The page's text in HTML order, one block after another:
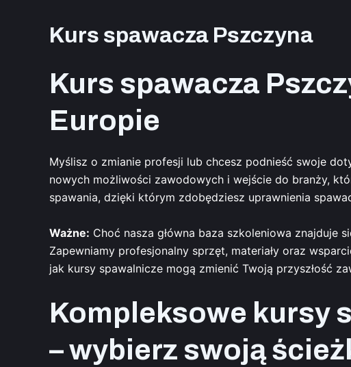
Kurs spawacza Pszczyna
Kurs spawacza
Europie
Myślisz o zmianie profesji lub chcesz podnieść swoje
nowych możliwości zawodowych i wejście do branży,
spawania, dzięki którym zdobędziesz uprawnienia
Ważne: Choć nasza główna baza szkoleniowa znajduje
Zapewniamy profesjonalny sprzęt, materiały oraz
jak kursy spawalnicze mogą zmienić Twoją przyszłość
Kompleksowe kursy
– wybierz swoją